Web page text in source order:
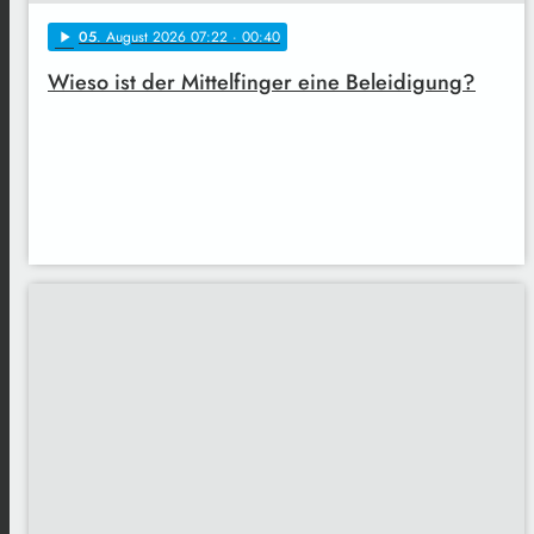
play_arrow 05. August 2026 07:22 · 00:40
Wieso ist der Mittelfinger eine Beleidigung?